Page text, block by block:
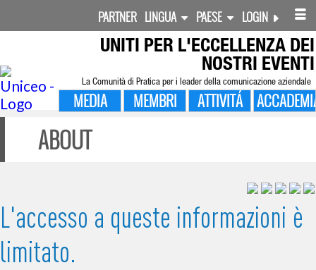
PARTNER LINGUA PAESE LOGIN
UNITI PER L'ECCELLENZA DEI
NOSTRI EVENTI
La Comunità di Pratica per i leader della comunicazione aziendale
MEDIA MEMBRI ATTIVITÁ
ABOUT
L'accesso a queste informazioni è
limitato.